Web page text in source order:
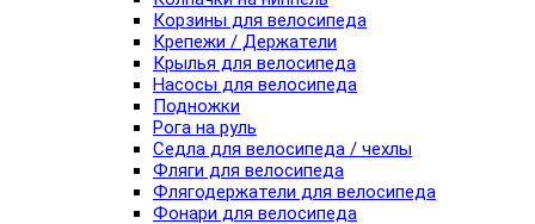
Корзины для велосипеда
Крепежи / Держатели
Крылья для велосипеда
Насосы для велосипеда
Подножки
Рога на руль
Седла для велосипеда / чехлы
Фляги для велосипеда
Флягодержатели для велосипеда
Фонари для велосипеда